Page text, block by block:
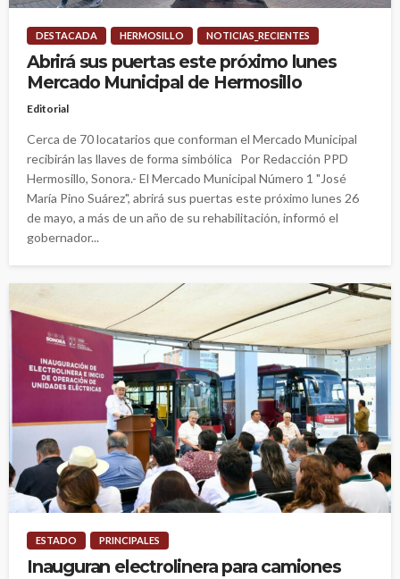
DESTACADA HERMOSILLO NOTICIAS_RECIENTES
Abrirá sus puertas este próximo lunes
Mercado Municipal de Hermosillo
Editorial
Cerca de 70 locatarios que conforman el Mercado Municipal
recibirán las llaves de forma simbólica Por Redacción PPD
Hermosillo, Sonora.- El Mercado Municipal Número 1 "José
María Pino Suárez", abrirá sus puertas este próximo lunes 26
de mayo, a más de un año de su rehabilitación, informó el
gobernador...
ESTADO PRINCIPALES
Inauguran electrolinera para camiones